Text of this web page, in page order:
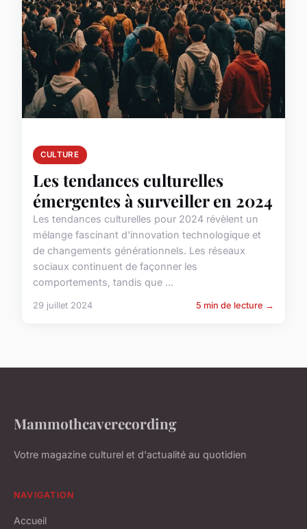
CULTURE
Les tendances culturelles
émergentes à surveiller en 2024
Les tendances culturelles pour 2024 révèlent un
mélange fascinant d'innovation technologique et
de changements générationnels. Les réseaux
sociaux continuent de façonner les
comportements, tandis que ...
29 juillet 2024 5 min de lecture →
Mammothcaverecording
Votre magazine culturel et d'actualité au quotidien
NAVIGATION
Accueil